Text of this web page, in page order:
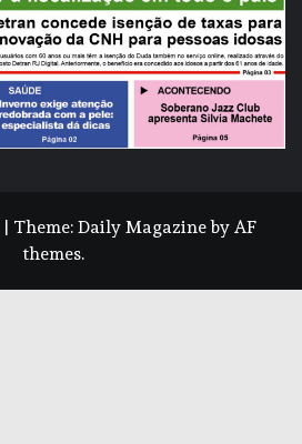
| Theme: Daily Magazineby AF
themes.